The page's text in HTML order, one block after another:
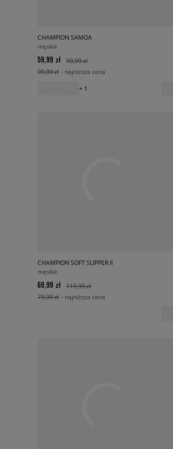
CHAMPION SAMOA
męskie
59,99 zł
99,99 zł
99,99 zł - najniższa cena
+ 1
CHAMPION SOFT SLIPPER II
męskie
69,99 zł
119,99 zł
79,99 zł - najniższa cena